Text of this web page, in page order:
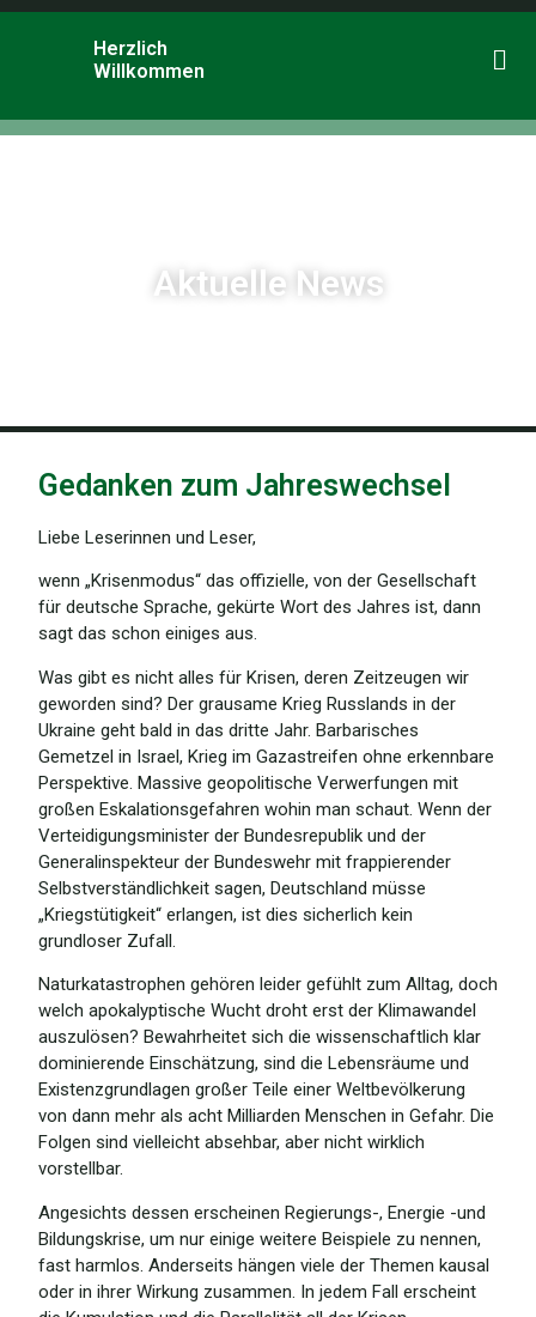
Herzlich
Willkommen
Aktuelle News
Gedanken zum Jahreswechsel
Liebe Leserinnen und Leser,
wenn „Krisenmodus“ das offizielle, von der Gesellschaft
für deutsche Sprache, gekürte Wort des Jahres ist, dann
sagt das schon einiges aus.
Was gibt es nicht alles für Krisen, deren Zeitzeugen wir
geworden sind? Der grausame Krieg Russlands in der
Ukraine geht bald in das dritte Jahr. Barbarisches
Gemetzel in Israel, Krieg im Gazastreifen ohne erkennbare
Perspektive. Massive geopolitische Verwerfungen mit
großen Eskalationsgefahren wohin man schaut. Wenn der
Verteidigungsminister der Bundesrepublik und der
Generalinspekteur der Bundeswehr mit frappierender
Selbstverständlichkeit sagen, Deutschland müsse
„Kriegstütigkeit“ erlangen, ist dies sicherlich kein
grundloser Zufall.
Naturkatastrophen gehören leider gefühlt zum Alltag, doch
welch apokalyptische Wucht droht erst der Klimawandel
auszulösen? Bewahrheitet sich die wissenschaftlich klar
dominierende Einschätzung, sind die Lebensräume und
Existenzgrundlagen großer Teile einer Weltbevölkerung
von dann mehr als acht Milliarden Menschen in Gefahr. Die
Folgen sind vielleicht absehbar, aber nicht wirklich
vorstellbar.
Angesichts dessen erscheinen Regierungs-, Energie -und
Bildungskrise, um nur einige weitere Beispiele zu nennen,
fast harmlos. Anderseits hängen viele der Themen kausal
oder in ihrer Wirkung zusammen. In jedem Fall erscheint